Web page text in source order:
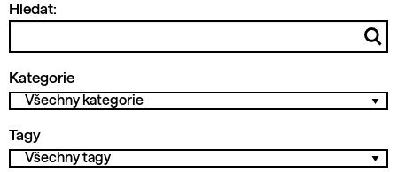
Hledat:
Kategorie
Tagy